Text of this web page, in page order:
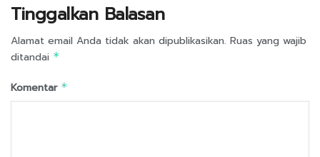
Tinggalkan Balasan
Alamat email Anda tidak akan dipublikasikan. Ruas yang wajib
ditandai *
Komentar *